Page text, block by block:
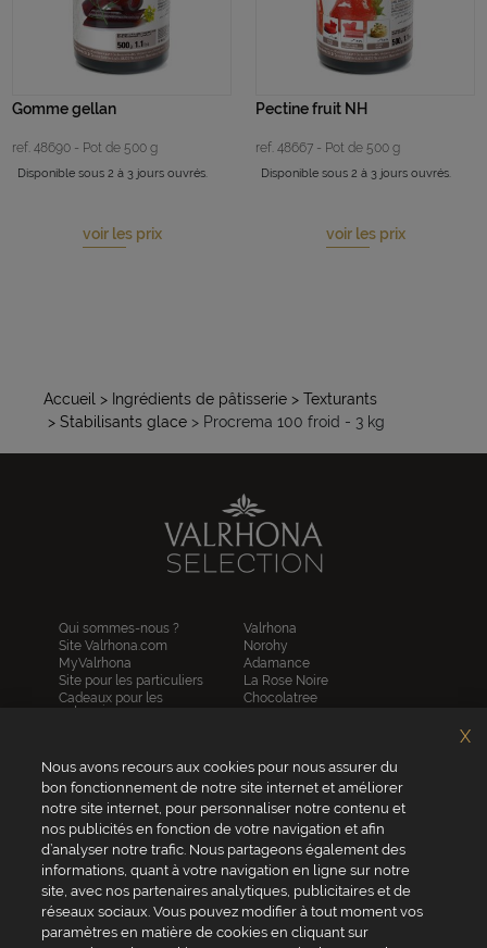
Gomme gellan
ref. 48690 - Pot de 500 g
Disponible sous 2 à 3 jours ouvrés.
voir les prix
Pectine fruit NH
ref. 48667 - Pot de 500 g
Disponible sous 2 à 3 jours ouvrés.
voir les prix
Accueil > Ingrédients de pâtisserie > Texturants
> Stabilisants glace > Procrema 100 froid - 3 kg
Qui sommes-nous ?
Site Valrhona.com
MyValrhona
Site pour les particuliers
Cadeaux pour les
entreprises
Contactez-nous
Valrhona
Norohy
Adamance
La Rose Noire
Chocolatree
Republica del cacao
Service client
04 75 07 51 51
Du lundi au jeudi : 8h - 18h
Le vendredi : 8h - 17h
Nous avons recours aux cookies pour nous assurer du
bon fonctionnement de notre site internet et améliorer
notre site internet, pour personnaliser notre contenu et
nos publicités en fonction de votre navigation et afin
d’analyser notre trafic. Nous partageons également des
informations, quant à votre navigation en ligne sur notre
site, avec nos partenaires analytiques, publicitaires et de
réseaux sociaux. Vous pouvez modifier à tout moment vos
paramètres en matière de cookies en cliquant sur
X